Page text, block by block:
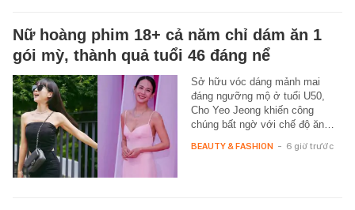
Nữ hoàng phim 18+ cả năm chỉ dám ăn 1
gói mỳ, thành quả tuổi 46 đáng nể
Sở hữu vóc dáng mảnh mai
đáng ngưỡng mộ ở tuổi U50,
Cho Yeo Jeong khiến công
chúng bất ngờ với chế độ ăn…
BEAUTY & FASHION - 6 giờ trước